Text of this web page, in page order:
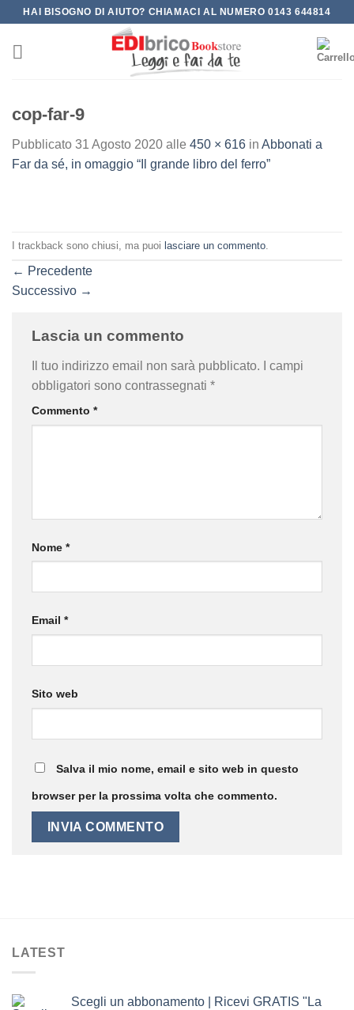
Salta
contenuti
HAI BISOGNO DI AIUTO? CHIAMACI AL NUMERO 0143 644814
cop-far-9
Pubblicato 31 Agosto 2020 alle 450 × 616 in Abbonati a
Far da sé, in omaggio “Il grande libro del ferro”
I trackback sono chiusi, ma puoi lasciare un commento
← Precedente
Successivo →
Lascia un commento
Il tuo indirizzo email non sarà pubblicato.
I campi
obbligatori sono contrassegnati *
Commento *
Nome *
Email *
Sito web
Salva il mio nome, email e sito web in questo
browser per la prossima volta che commento.
LATEST
Scegli un abbonamento | Ricevi GRATIS "La